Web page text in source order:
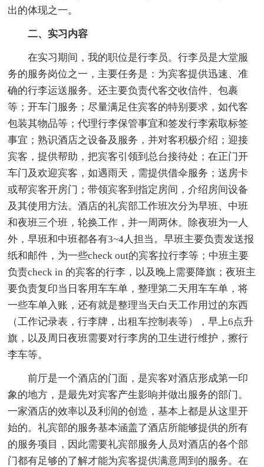
出的体现之一。
二、实习内容
在实习期间，我的职位是行李员。行李员是大堂服
务的服务岗位之一，主要任务是：为宾客提供迅速、准
确的行李运送服务。还主要负责代客交收信件、包裹
等；开车门服务；尽量满足住宾客的特别要求，如代客
包装其物品等；代理行李保管事宜和签发行李索取标签
事宜；熟识酒店之设备及服务，并对客积极介绍；迎接
宾客，提供帮助，把宾客引领到总台接待处；在正门开
车门及欢迎宾客，如遇雨天，需提供借伞服务；送房卡
或帮宾客开房门；带领宾客到指定房间，介绍房间设备
及其使用方法。酒店的礼宾部工作班次分为早班、中班
和夜班三个班，轮换工作，并一周两休。除夜班为一人
外，早班和中班都各有3~4人担当。早班主要负责发送报
纸和邮件，为一些check out的宾客拉行李等；中班主要
负责check in 的宾客的行李，以及晚上需要降旗；夜班主
要负责复印当日客用车车单，整理第二天用车车单，将
一些车单入账，还有就是整理当天白天工作用过的东西
（工作记录表，行李牌，出租车控制表等），早上6点升
旗，以及周日夜班需要对行李房的卫生进行维护，擦行
李车等。
前厅是一个酒店的门面，是宾客对酒店形成第一印
象的地方，是最先对宾客产生影响并做出服务的部门。
一家酒店的效率以及利润的创造，基本上都是从这里开
始的。礼宾部的服务基本涵盖了酒店所能够提供的所有
的服务项目，因此需要礼宾部服务人员对酒店的各个部
门都有足够的了解才能为宾客提供满意周到的服务。在